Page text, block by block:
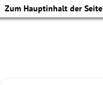
Zum Hauptinhalt der Seite